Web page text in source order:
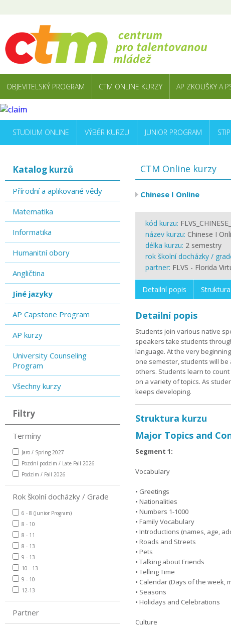
OBJEVITELSKÝ PROGRAM CTM ONLINE KURZY AP ZKOUŠKY A
STUDIUM ONLINE VÝBĚR KURZU JUNIOR PROGRAM
Katalog kurzů
Přírodní a aplikované vědy
Matematika
Informatika
Humanitní obory
Angličtina
Jiné jazyky
AP Capstone Program
AP kurzy
University Counseling
Program
Všechny kurzy
Filtry
Termíny
Jaro / Spring 2027
Pozdní podzim / Late Fall 2026
Podzim / Fall 2026
Rok školní docházky / Grade
6 - 8 (Junior Program)
8 - 10
8 - 11
8 - 13
9 - 13
10 - 13
9 - 10
12-13
Partner
CTM Online kurzy
Chinese I Online
kód kurzu:
název kurzu: Chinese I
délka kurzu: 2 semestry
rok školní docházky /
partner: FLVS - Florida
Detailní popis Struktura
Detailní popis
Students join various native
speakers take students
language. At the very
one semester, students will
others. Students learn to
on a variety of topics. As
keeps developing.
Struktura kurzu
Major Topics and
Segment 1:
Vocabulary
• Greetings
• Nationalities
• Numbers 1-1000
• Family Vocabulary
• Introductions (names, age,
• Roads and Streets
• Pets
• Talking about Friends
• Telling Time
• Calendar (Days of the week,
• Seasons
• Holidays and Celebrations
Culture